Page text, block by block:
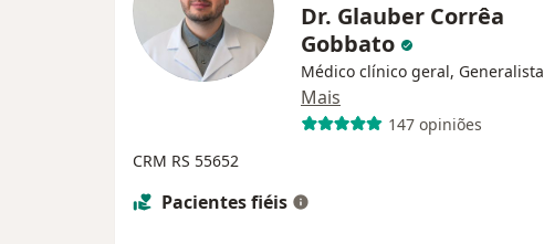
Dr. Glauber Corrêa
Gobbato
Médico clínico geral, Generalista
Mais
147 opiniões
CRM RS 55652
Pacientes fiéis